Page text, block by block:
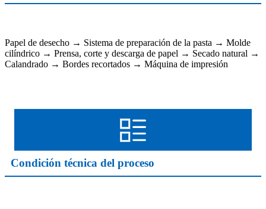
Papel de desecho → Sistema de preparación de la pasta → Molde
cilíndrico → Prensa, corte y descarga de papel → Secado natural →
Calandrado → Bordes recortados → Máquina de impresión
Condición técnica del proceso